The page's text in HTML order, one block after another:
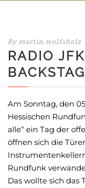
By martin.wolfsholz
RADIO
Am Sonntag, den
Hessischen
alle“ ein Tag der
öffnen sich die
Rundfunk
Das wollte sich das